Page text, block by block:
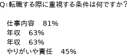
Q：転職する際に重視する条件は何ですか
仕事内容 81%
年収 63%
年収 63%
やりがいや責任 45%